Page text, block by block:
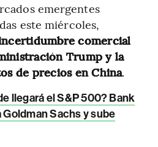
emergentes
este miércoles,
comercial
Trump y la
de precios en China.
llegará el S&P 500? Bank
Sachs y sube